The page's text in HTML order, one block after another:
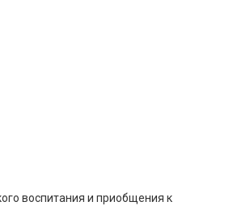
воспитания и приобщения к